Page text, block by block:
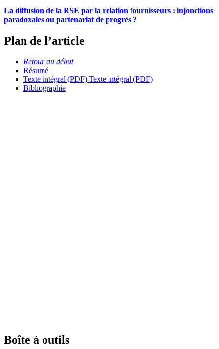
La diffusion de la RSE par la relation fournisseurs : injonctions
paradoxales ou partenariat de progrès ?
Plan de l’article
Retour au début
Résumé
Texte intégral (PDF) Texte intégral (PDF)
Bibliographie
Boîte à outils